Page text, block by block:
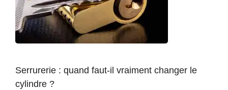
Serrurerie : quand faut-il vraiment changer le
cylindre ?